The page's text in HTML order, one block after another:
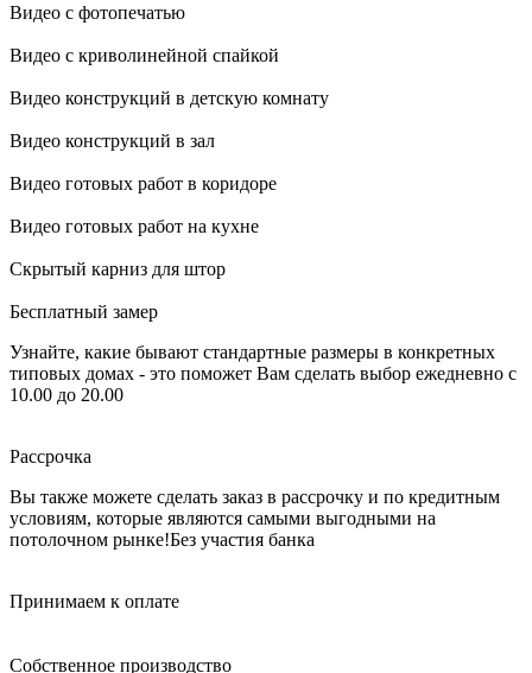
Видео с фотопечатью
Видео с криволинейной спайкой
Видео конструкций в детскую комнату
Видео конструкций в зал
Видео готовых работ в коридоре
Видео готовых работ на кухне
Скрытый карниз для штор
Бесплатный замер
Узнайте, какие бывают стандартные размеры в конкретных
типовых домах - это поможет Вам сделать выбор ежедневно с
10.00 до 20.00
Рассрочка
Вы также можете сделать заказ в рассрочку и по кредитным
условиям, которые являются самыми выгодными на
потолочном рынке!Без участия банка
Принимаем к оплате
Собственное производство